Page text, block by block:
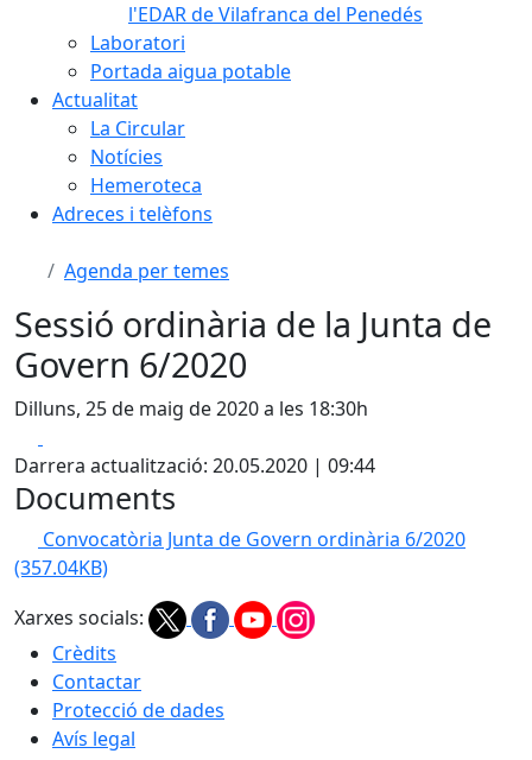
l'EDAR de Vilafranca del Penedés
Laboratori
Portada aigua potable
Actualitat
La Circular
Notícies
Hemeroteca
Adreces i telèfons
Agenda per temes
Sessió ordinària de la Junta de
Govern 6/2020
Dilluns, 25 de maig de 2020 a les 18:30h
Darrera actualització: 20.05.2020 | 09:44
Documents
Convocatòria Junta de Govern ordinària 6/2020
(357.04KB)
Xarxes socials:
Crèdits
Contactar
Protecció de dades
Avís legal